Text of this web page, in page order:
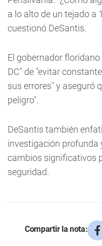
a lo alto de un tejado a
cuestionó DeSantis.
El gobernador
DC" de "evitar
sus errores" y aseguró
peligro".
DeSantis también
investigación profunda
cambios significativos
seguridad.
Compartir la nota: